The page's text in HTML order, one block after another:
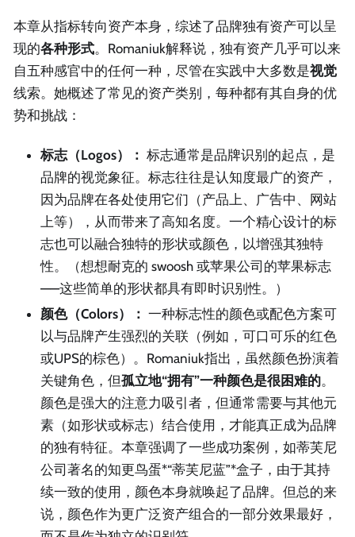
本章从指标转向资产本身，综述了品牌独有资产可以呈
现的各种形式。Romaniuk解释说，独有资产几乎可以来
自五种感官中的任何一种，尽管在实践中大多数是视觉
线索。她概述了常见的资产类别，每种都有其自身的优
势和挑战：
标志（Logos）： 标志通常是品牌识别的起点，是
品牌的视觉象征。标志往往是认知度最广的资产，
因为品牌在各处使用它们（产品上、广告中、网站
上等），从而带来了高知名度。一个精心设计的标
志也可以融合独特的形状或颜色，以增强其独特
性。（想想耐克的 swoosh 或苹果公司的苹果标志
——这些简单的形状都具有即时识别性。）
颜色（Colors）： 一种标志性的颜色或配色方案可
以与品牌产生强烈的关联（例如，可口可乐的红色
或UPS的棕色）。Romaniuk指出，虽然颜色扮演着
关键角色，但孤立地“拥有”一种颜色是很困难的。
颜色是强大的注意力吸引者，但通常需要与其他元
素（如形状或标志）结合使用，才能真正成为品牌
的独有特征。本章强调了一些成功案例，如蒂芙尼
公司著名的知更鸟蛋*“蒂芙尼蓝”*盒子，由于其持
续一致的使用，颜色本身就唤起了品牌。但总的来
说，颜色作为更广泛资产组合的一部分效果最好，